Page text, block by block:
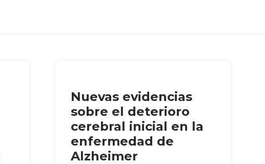
Nuevas evidencias
sobre el deterioro
cerebral inicial en la
enfermedad de
Alzheimer